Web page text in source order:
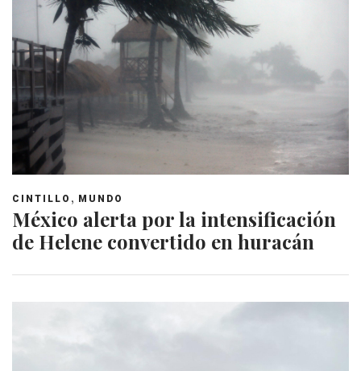
CINTILLO , MUNDO
México alerta por la intensificación
de Helene convertido en huracán